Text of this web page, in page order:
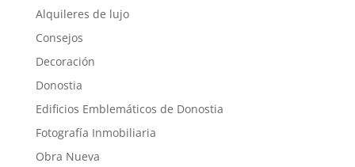
Alquileres de lujo
Consejos
Decoración
Donostia
Edificios Emblemáticos de Donostia
Fotografía Inmobiliaria
Obra Nueva